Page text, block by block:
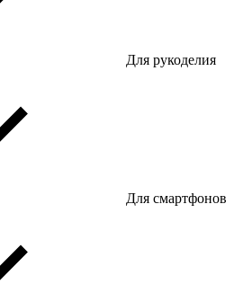
Для рукоделия
Для смартфонов